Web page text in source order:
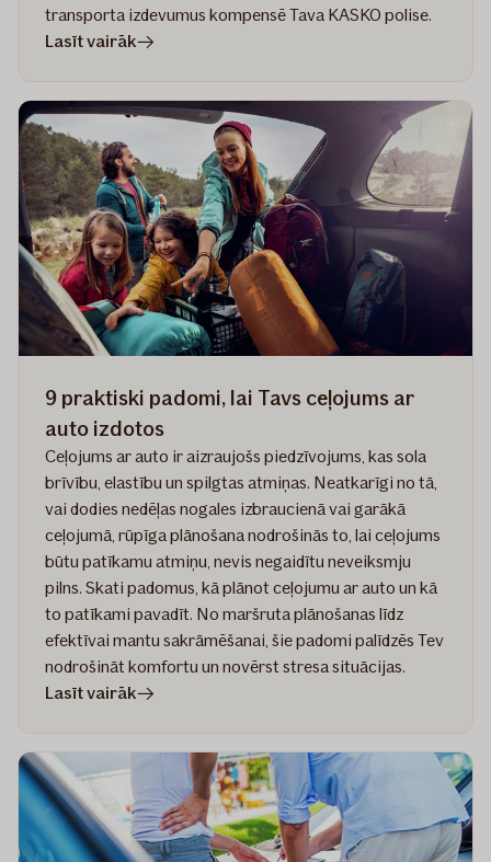
transporta izdevumus kompensē Tava KASKO polise.
Lasīt vairākrakstā
kamēr
auto
ir
remontā
9 praktiski padomi, lai Tavs ceļojums ar
auto izdotos
Ceļojums ar auto ir aizraujošs piedzīvojums, kas sola
brīvību, elastību un spilgtas atmiņas. Neatkarīgi no tā,
vai dodies nedēļas nogales izbraucienā vai garākā
ceļojumā, rūpīga plānošana nodrošinās to, lai ceļojums
būtu patīkamu atmiņu, nevis negaidītu neveiksmju
pilns. Skati padomus, kā plānot ceļojumu ar auto un kā
to patīkami pavadīt. No maršruta plānošanas līdz
efektīvai mantu sakrāmēšanai, šie padomi palīdzēs Tev
nodrošināt komfortu un novērst stresa situācijas.
Lasīt vairākrakstā
padomi,
lai
Tavs
ceļojums